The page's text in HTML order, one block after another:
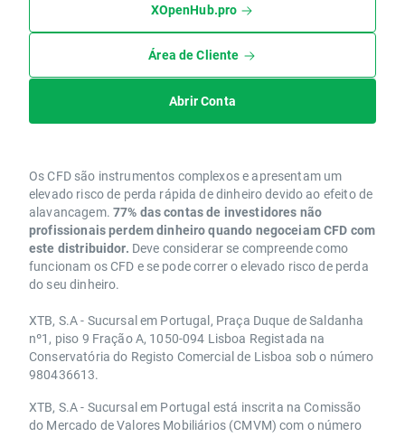
XOpenHub.pro
Área de Cliente
Abrir Conta
Os CFD são instrumentos complexos e apresentam um
elevado risco de perda rápida de dinheiro devido ao efeito de
alavancagem. 77% das contas de investidores não
profissionais perdem dinheiro quando negoceiam CFD com
este distribuidor. Deve considerar se compreende como
funcionam os CFD e se pode correr o elevado risco de perda
do seu dinheiro.
XTB, S.A - Sucursal em Portugal, Praça Duque de Saldanha
nº1, piso 9 Fração A, 1050-094 Lisboa Registada na
Conservatória do Registo Comercial de Lisboa sob o número
980436613.
XTB, S.A - Sucursal em Portugal está inscrita na Comissão
do Mercado de Valores Mobiliários (CMVM) com o número